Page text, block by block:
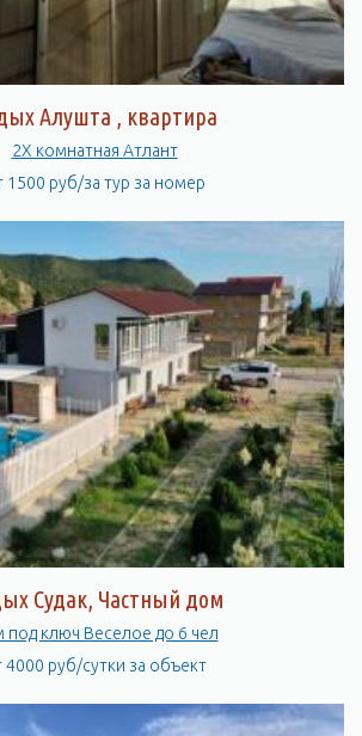
Алушта , квартира
2Х комнатная Атлант
1500 руб/за тур за номер
Судак, Частный дом
под ключ Веселое до 6 чел
4000 руб/сутки за объект